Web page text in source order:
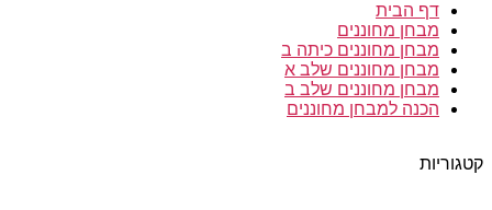
דף הבית
מבחן מחוננים
מבחן מחוננים כיתה ב
מבחן מחוננים שלב א
מבחן מחוננים שלב ב
הכנה למבחן מחוננים
קטגוריות